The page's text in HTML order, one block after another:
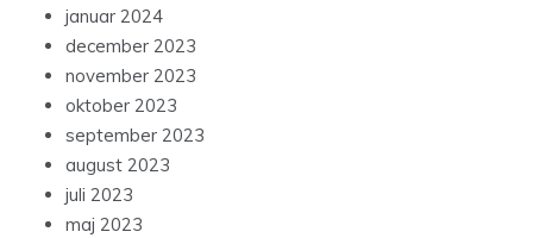
januar 2024
december 2023
november 2023
oktober 2023
september 2023
august 2023
juli 2023
maj 2023